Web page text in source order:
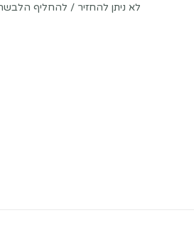
לא ניתן להחזיר / להחליף